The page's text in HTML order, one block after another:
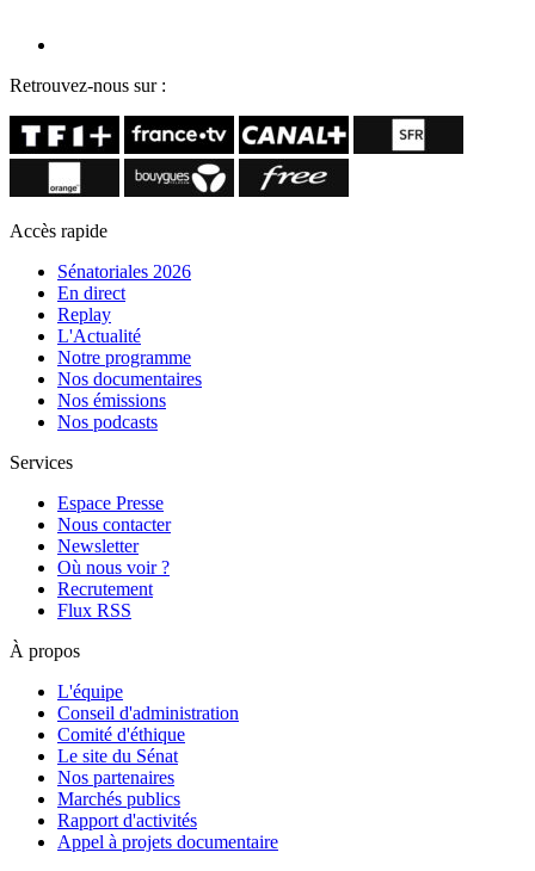
Retrouvez-nous sur :
Accès rapide
Sénatoriales 2026
En direct
Replay
L'Actualité
Notre programme
Nos documentaires
Nos émissions
Nos podcasts
Services
Espace Presse
Nous contacter
Newsletter
Où nous voir ?
Recrutement
Flux RSS
À propos
L'équipe
Conseil d'administration
Comité d'éthique
Le site du Sénat
Nos partenaires
Marchés publics
Rapport d'activités
Appel à projets documentaire